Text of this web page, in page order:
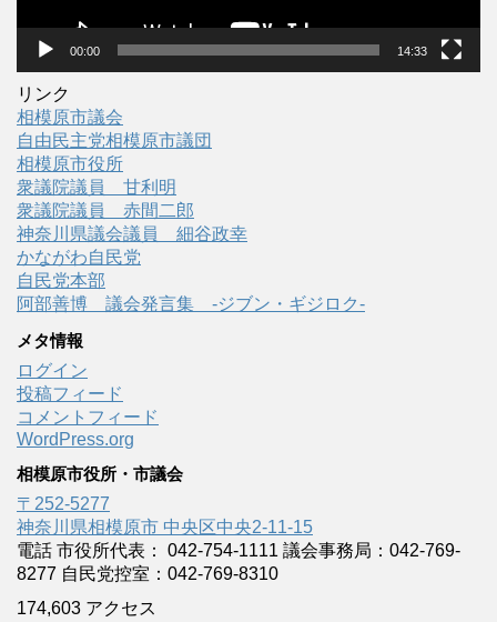
00:00 14:33
リンク
相模原市議会
自由民主党相模原市議団
相模原市役所
衆議院議員 甘利明
衆議院議員 赤間二郎
神奈川県議会議員 細谷政幸
かながわ自民党
自民党本部
阿部善博 議会発言集 -ジブン・ギジロク-
メタ情報
ログイン
投稿フィード
コメントフィード
WordPress.org
相模原市役所・市議会
〒252-5277
神奈川県相模原市 中央区中央2-11-15
電話 市役所代表： 042-754-1111 議会事務局：042-769-
8277 自民党控室：042-769-8310
174,603 アクセス